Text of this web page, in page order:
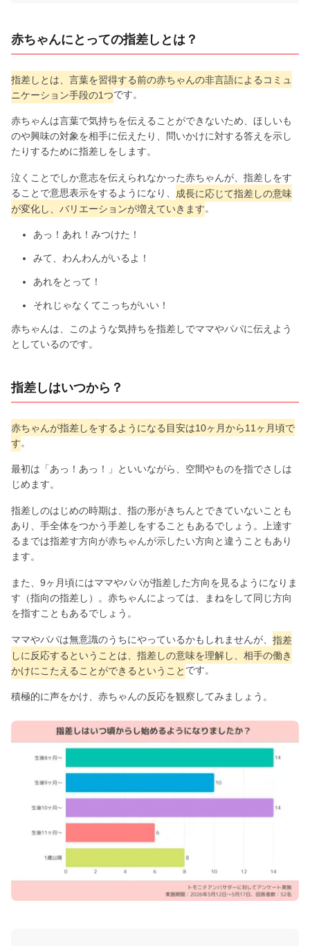
赤ちゃんにとっての指差しとは？
指差しとは、言葉を習得する前の赤ちゃんの非言語によるコミュ
ニケーション手段の1つです。
赤ちゃんは言葉で気持ちを伝えることができないため、ほしいも
のや興味の対象を相手に伝えたり、問いかけに対する答えを示し
たりするために指差しをします。
泣くことでしか意志を伝えられなかった赤ちゃんが、指差しをす
ることで意思表示をするようになり、 成長に応じて指差しの意味
が変化し、バリエーションが増えていきます。
あっ！あれ！みつけた！
みて、わんわんがいるよ！
あれをとって！
それじゃなくてこっちがいい！
赤ちゃんは、このような気持ちを指差しでママやパパに伝えよう
としているのです。
指差しはいつから？
赤ちゃんが指差しをするようになる目安は10ヶ月から11ヶ月頃で
す。
最初は「あっ！あっ！」といいながら、空間やものを指でさしは
じめます。
指差しのはじめの時期は、指の形がきちんとできていないことも
あり、手全体をつかう手差しをすることもあるでしょう。上達す
るまでは指差す方向が赤ちゃんが示したい方向と違うこともあり
ます。
また、9ヶ月頃にはママやパパが指差した方向を見るようになりま
す（指向の指差し）。赤ちゃんによっては、まねをして同じ方向
を指すこともあるでしょう。
ママやパパは無意識のうちにやっているかもしれませんが、 指差
しに反応するということは、指差しの意味を理解し、相手の働き
かけにこたえることができるということ です。
積極的に声をかけ、赤ちゃんの反応を観察してみましょう。